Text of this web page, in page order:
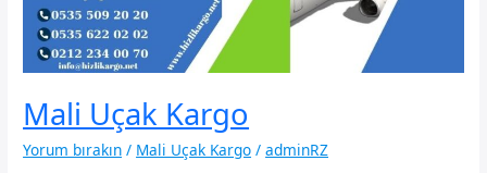
Mali Uçak Kargo
Yorum bırakın / Mali Uçak Kargo /adminRZ